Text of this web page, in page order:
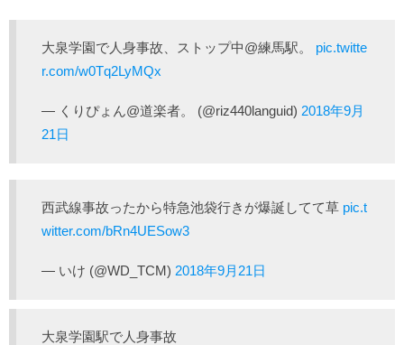
大泉学園で人身事故、ストップ中@練馬駅。 pic.twitte
r.com/w0Tq2LyMQx
— くりぴょん@道楽者。 (@riz440languid) 2018年9月
21日
西武線事故ったから特急池袋行きが爆誕してて草 pic.t
witter.com/bRn4UESow3
— いけ (@WD_TCM) 2018年9月21日
大泉学園駅で人身事故